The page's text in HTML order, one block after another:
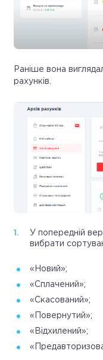
Раніше вона
рахунків.
У попередній
вибрати
«Новий»;
«Сплачений»;
«Скасований»;
«Повернутий»;
«Відхилений»;